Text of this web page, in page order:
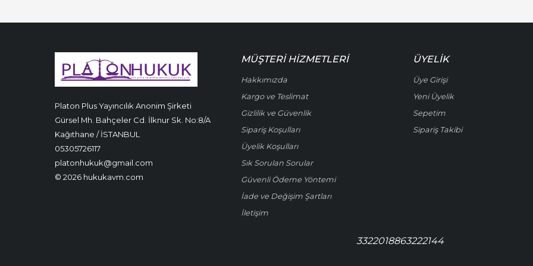
Platon Plus Yayıncılık Anonim Şirketi
Gürsel Mh. Bahçeler Cd. İlknur Sk. No:8/A
Kağıthane / İSTANBUL
05305726117
platonhukuk@gmail.com
© 2026 hukukavm.com
MÜŞTERI HIZMETLERI
Hakkımızda
Kargo ve Teslimat
Gizlilik ve Güvenlik
Sipariş Koşulları
Üyelik Koşulları
Sık Sorulan Sorular
Güvenli Ödeme Yöntemi
İade ve Değişim Şartları
İletişim
ÜYELIK
Üye Girişi
Yeni Üyelik
Sepetim
Sipariş Takibi
3322018863222144